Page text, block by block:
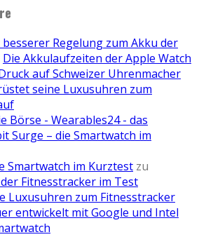
Regelung zum Akku der
Die Akkulaufzeiten der Apple Watch
auf Schweizer Uhrenmacher
seine Luxusuhren zum
Börse - Wearables24 - das
Surge – die Smartwatch im
Smartwatch im Kurztest zu
Fitnesstracker im Test
Luxusuhren zum Fitnesstracker
entwickelt mit Google und Intel